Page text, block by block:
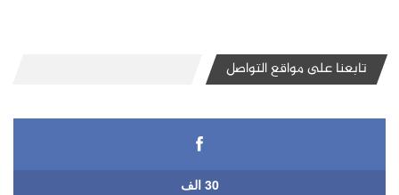
تابعنا على مواقع التواصل
30 الف